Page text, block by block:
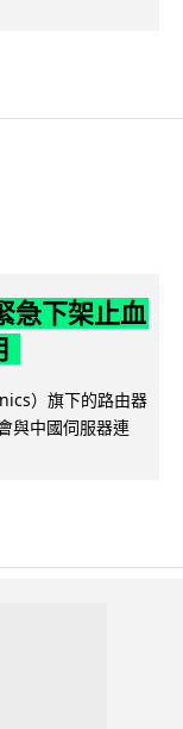
急下架止血
）旗下的路由器
與中國伺服器連